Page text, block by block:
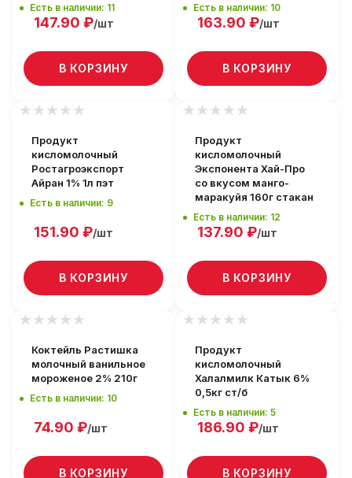
Есть в наличии: 11
147.90 ₽/шт
В КОРЗИНУ
Есть в наличии: 10
163.90 ₽/шт
В КОРЗИНУ
Продукт
кисломолочный
Ростагроэкспорт
Айран 1% 1л пэт
Есть в наличии: 9
151.90 ₽/шт
В КОРЗИНУ
Продукт
кисломолочный
Экспонента Хай-Про
со вкусом манго-
маракуйя 160г стакан
Есть в наличии: 12
137.90 ₽/шт
В КОРЗИНУ
Коктейль Растишка
молочный ванильное
мороженое 2% 210г
Есть в наличии: 10
74.90 ₽/шт
В КОРЗИНУ
Продукт
кисломолочный
Халалмилк Катык 6%
0,5кг ст/б
Есть в наличии: 5
186.90 ₽/шт
В КОРЗИНУ